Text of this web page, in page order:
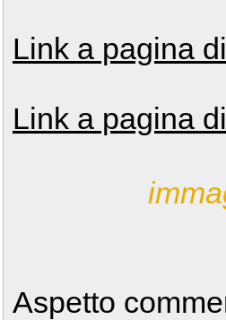
Link a pagina
Link a pagina
Aspetto